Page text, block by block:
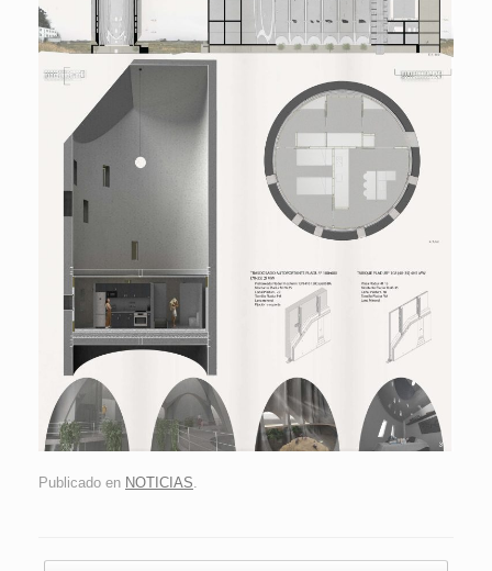
Publicado en NOTICIAS.